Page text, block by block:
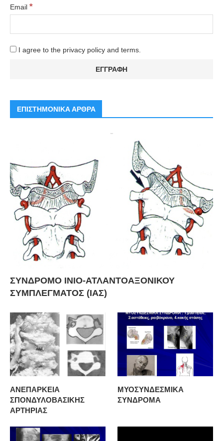
Email *
I agree to the privacy policy and terms.
ΕΠΙΣΤΗΜΟΝΙΚΑ ΑΡΘΡΑ
ΣΥΝΔΡΟΜΟ ΙΝΙΟ-ΑΤΛΑΝΤΟΑΞΟΝΙΚΟΥ
ΣΥΜΠΛΕΓΜΑΤΟΣ (ΙΑΣ)
ΑΝΕΠΑΡΚΕΙΑ
ΣΠΟΝΔΥΛΟΒΑΣΙΚΗΣ
ΑΡΤΗΡΙΑΣ
ΜΥΟΣΥΝΔΕΣΜΙΚΑ
ΣΥΝΔΡΟΜΑ